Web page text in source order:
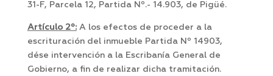
31-F, Parcela 12, Partida Nº.- 14.903, de Pigüé.
Artículo 2º:A los efectos de proceder a la
escrituración del inmueble Partida Nº 14903,
dése intervención a la Escribanía General de
Gobierno, a fin de realizar dicha tramitación.